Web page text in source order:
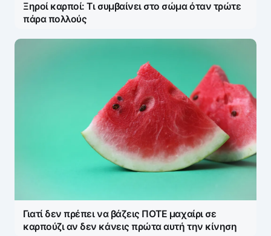
Ξηροί καρποί: Τι συμβαίνει στο σώμα όταν τρώτε
πάρα πολλούς
Γιατί δεν πρέπει να βάζεις ΠΟΤΕ μαχαίρι σε
καρπούζι αν δεν κάνεις πρώτα αυτή την κίνηση